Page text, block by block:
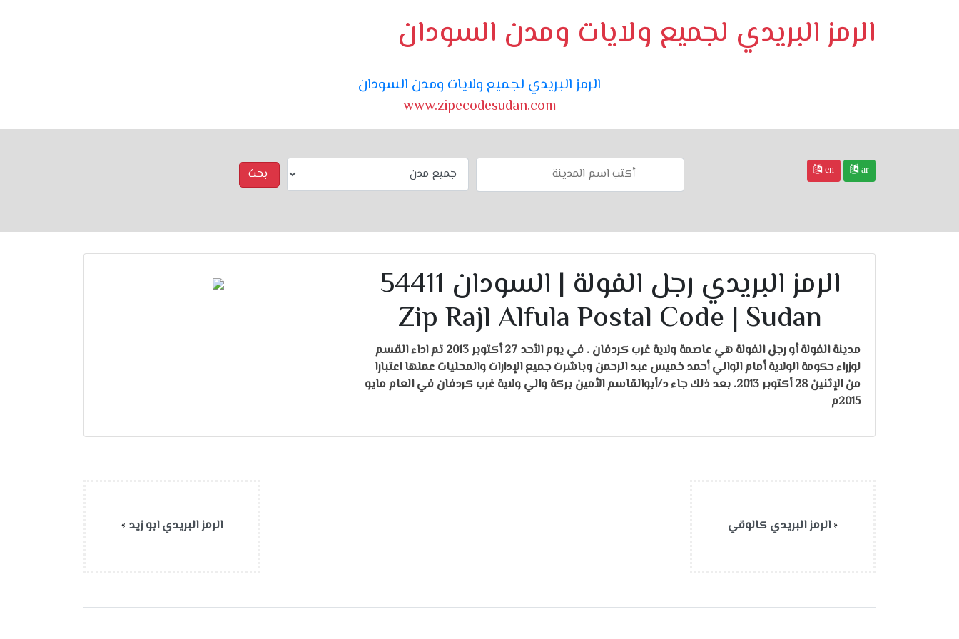
الرمز البريدي لجميع ولايات ومدن السودان
الرمز البريدي لجميع ولايات ومدن السودان
www.zipecodesudan.com
ar
en
الرمز البريدي رجل الفولة | السودان 54411
Zip Rajl Alfula Postal Code | Sudan
مدينة الفولة أو رجل الفولة هي عاصمة ولاية غرب كردفان . في يوم الأحد 27 أكتوبر 2013 تم اداء القسم
لوزراء حكومة الولاية أمام الوالي أحمد خميس عبد الرحمن وباشرت جميع الإدارات والمحليات عملها اعتبارا
من الإثنين 28 أكتوبر 2013. بعد ذلك جاء د/أبوالقاسم الأمين بركة والي ولاية غرب كردفان في العام مايو
2015م
«الرمز البريدي كالوقي الرمز البريدي ابو زيد »